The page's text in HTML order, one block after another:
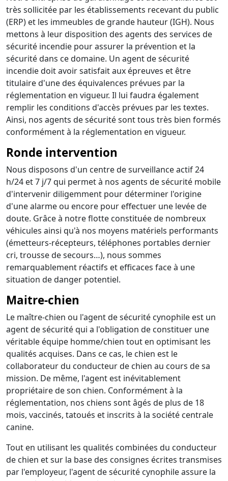
très sollicitée par les établissements recevant du public
(ERP) et les immeubles de grande hauteur (IGH). Nous
mettons à leur disposition des agents des services de
sécurité incendie pour assurer la prévention et la
sécurité dans ce domaine. Un agent de sécurité
incendie doit avoir satisfait aux épreuves et être
titulaire d'une des équivalences prévues par la
réglementation en vigueur. Il lui faudra également
remplir les conditions d'accès prévues par les textes.
Ainsi, nos agents de sécurité sont tous très bien formés
conformément à la réglementation en vigueur.
Ronde intervention
Nous disposons d'un centre de surveillance actif 24
h/24 et 7 j/7 qui permet à nos agents de sécurité mobile
d'intervenir diligemment pour déterminer l'origine
d'une alarme ou encore pour effectuer une levée de
doute. Grâce à notre flotte constituée de nombreux
véhicules ainsi qu'à nos moyens matériels performants
(émetteurs-récepteurs, téléphones portables dernier
cri, trousse de secours…), nous sommes
remarquablement réactifs et efficaces face à une
situation de danger potentiel.
Maitre-chien
Le maître-chien ou l'agent de sécurité cynophile est un
agent de sécurité qui a l'obligation de constituer une
véritable équipe homme/chien tout en optimisant les
qualités acquises. Dans ce cas, le chien est le
collaborateur du conducteur de chien au cours de sa
mission. De même, l'agent est inévitablement
propriétaire de son chien. Conformément à la
réglementation, nos chiens sont âgés de plus de 18
mois, vaccinés, tatoués et inscrits à la société centrale
canine.
Tout en utilisant les qualités combinées du conducteur
de chien et sur la base des consignes écrites transmises
par l'employeur, l'agent de sécurité cynophile assure la